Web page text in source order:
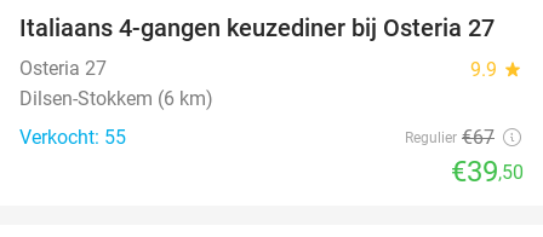
41%
Italiaans 4-gangen keuzediner bij Osteria 27
Osteria 27 9.9 star
Dilsen-Stokkem (6 km)
Verkocht: 55
Regulier €67
€39,50